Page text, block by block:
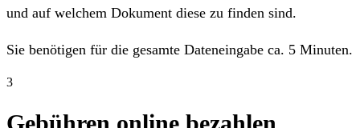
und auf welchem Dokument diese zu finden sind.
Sie benötigen für die gesamte Dateneingabe ca. 5 Minuten.
3